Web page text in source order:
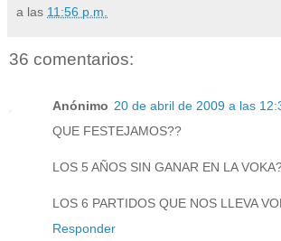
a las 11:56 p.m.
36 comentarios:
Anónimo 20 de abril de 2009 a las
QUE FESTEJAMOS??
LOS 5 AÑOS SIN GANAR EN LA
LOS 6 PARTIDOS QUE NOS LLEVA
Responder